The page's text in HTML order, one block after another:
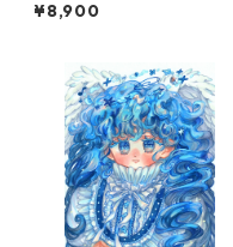
¥8,900